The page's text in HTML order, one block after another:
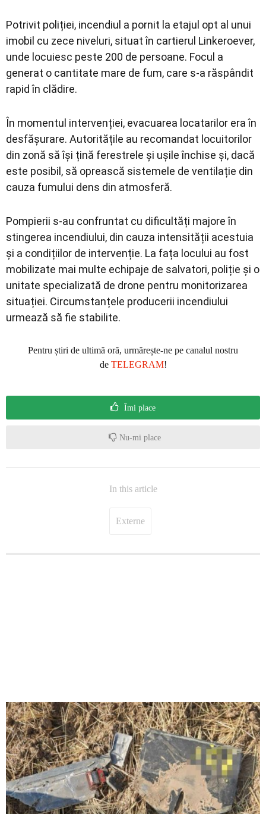
Potrivit poliției, incendiul a pornit la etajul opt al unui
imobil cu zece niveluri, situat în cartierul Linkeroever,
unde locuiesc peste 200 de persoane. Focul a
generat o cantitate mare de fum, care s-a răspândit
rapid în clădire.
În momentul intervenției, evacuarea locatarilor era în
desfășurare. Autoritățile au recomandat locuitorilor
din zonă să își țină ferestrele și ușile închise și, dacă
este posibil, să oprească sistemele de ventilație din
cauza fumului dens din atmosferă.
Pompierii s-au confruntat cu dificultăți majore în
stingerea incendiului, din cauza intensității acestuia
și a condițiilor de intervenție. La fața locului au fost
mobilizate mai multe echipaje de salvatori, poliție și o
unitate specializată de drone pentru monitorizarea
situației. Circumstanțele producerii incendiului
urmează să fie stabilite.
Pentru știri de ultimă oră, urmărește-ne pe canalul nostru
de TELEGRAM!
Îmi place
Nu-mi place
In this article
Externe